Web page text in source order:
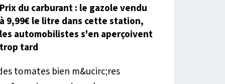
Prix du carburant : le gazole vendu
à 9,99€ le litre dans cette station,
les automobilistes s'en aperçoivent
trop tard